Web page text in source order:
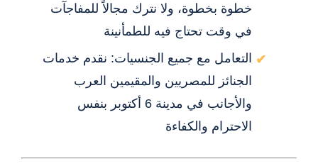
خطوة بخطوة، ولا نترك مجالاً للمفاجآت
في وقت تحتاج فيه للطمأنينة
التعامل مع جميع الجنسيات: نقدم خدمات
الجنائز للمصريين والمقيمين العرب
والأجانب في مدينة 6 أكتوبر بنفس
الاحترام والكفاءة